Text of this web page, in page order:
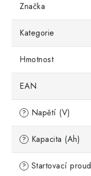
Značka
Kategorie
Hmotnost
EAN
? Napětí (V)
? Kapacita (Ah)
? Startovací